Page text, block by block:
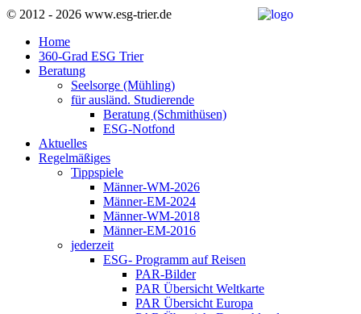
© 2012 - 2026 www.esg-trier.de
Home
360-Grad ESG Trier
Beratung
Seelsorge (Mühling)
für ausländ. Studierende
Beratung (Schmithüsen)
ESG-Notfond
Aktuelles
Regelmäßiges
Tippspiele
Männer-WM-2026
Männer-EM-2024
Männer-WM-2018
Männer-EM-2016
jederzeit
ESG- Programm auf Reisen
PAR-Bilder
PAR Übersicht Weltkarte
PAR Übersicht Europa